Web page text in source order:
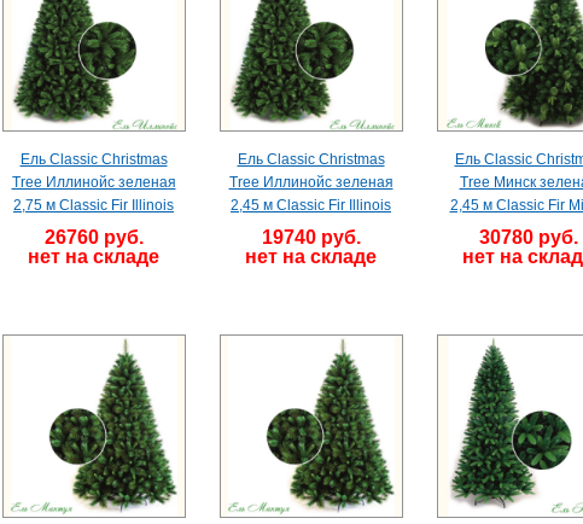
Ель Classic Christmas
Tree Иллинойс зеленая
2,75 м Classic Fir Illinois
26760 руб.
нет на складе
Ель Classic Christmas
Tree Иллинойс зеленая
2,45 м Classic Fir Illinois
19740 руб.
нет на складе
Ель Classic
Tree Минск
2,45 м Classic Fir
30780 руб.
нет на